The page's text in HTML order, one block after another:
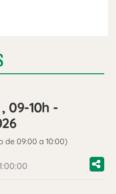
09-10h -
de 09:00 a 10:00)